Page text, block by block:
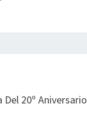
20º Aniversario